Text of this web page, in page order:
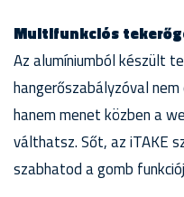
Multifunkciós
Az alumíniumból készült
hangerőszabályzóval
hanem menet közben a
válthatsz. Sőt, az iTAKE
szabhatod a gomb